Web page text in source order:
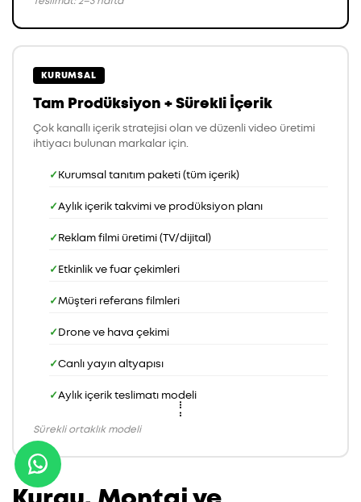
KURUMSAL
Tam Prodüksiyon + Sürekli İçerik
Çok kanallı içerik stratejisi olan ve düzenli video üretimi
ihtiyacı bulunan markalar için.
Kurumsal tanıtım paketi (tüm içerik)
Aylık içerik takvimi ve prodüksiyon planı
Reklam filmi üretimi (TV/dijital)
Etkinlik ve fuar çekimleri
Müşteri referans filmleri
Drone ve hava çekimi
Canlı yayın altyapısı
Aylık içerik teslimatı modeli
Sürekli ortaklık modeli